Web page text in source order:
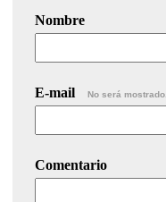
Nombre
E-mail No será mostrado.
Comentario